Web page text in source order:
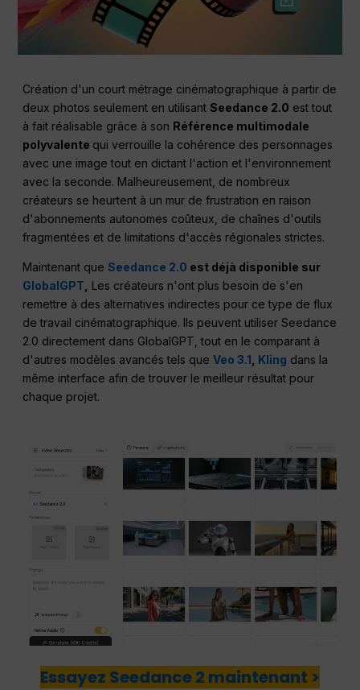
Création d'un court métrage cinématographique à partir de
deux photos seulement en utilisantSeedance 2.0 est tout
à fait réalisable grâce à son Référence multimodale
polyvalente qui verrouille la cohérence des personnages
avec une image tout en dictant l'action et l'environnement
avec la seconde. Malheureusement, de nombreux
créateurs se heurtent à un mur de frustration en raison
d'abonnements autonomes coûteux, de chaînes d'outils
fragmentées et de limitations d'accès régionales strictes.
Maintenant queSeedance 2.0 est déjà disponible sur
GlobalGPT
Les créateurs n'ont plus besoin de s'en
remettre à des alternatives indirectes pour ce type de flux
de travail cinématographique. Ils peuvent utiliser Seedance
2.0 directement dans GlobalGPT, tout en le comparant à
d'autres modèles avancés tels queVeo 3.1 Kling dans la
même interface afin de trouver le meilleur résultat pour
chaque projet.
Essayez Seedance 2 maintenant >